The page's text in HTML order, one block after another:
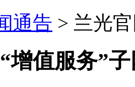
通告 > 兰光
增值服务”